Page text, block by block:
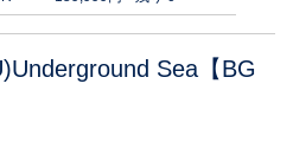
Sea【BG